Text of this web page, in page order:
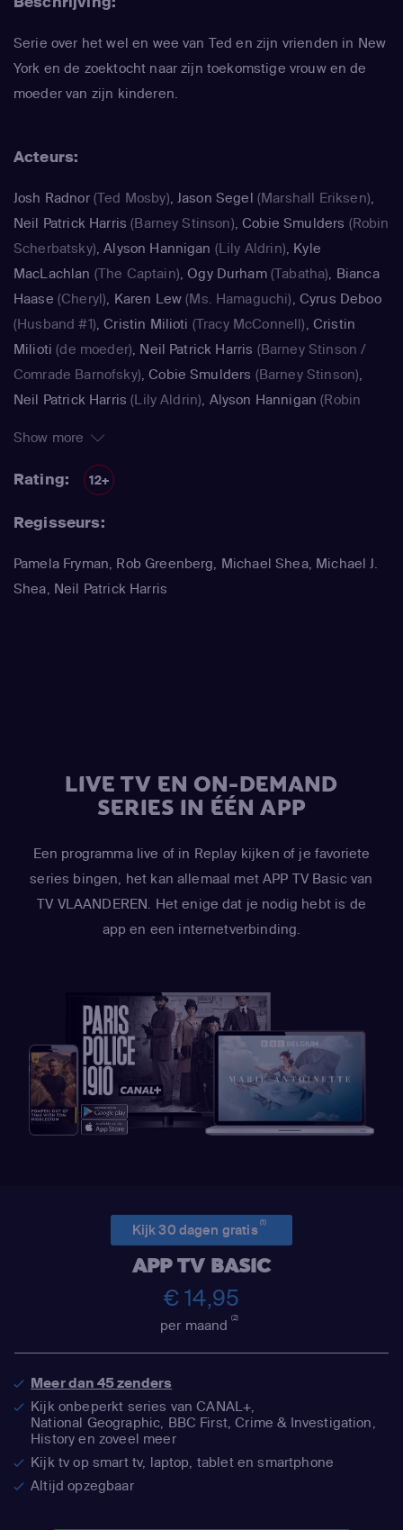
Serie over het wel en wee van Ted en zijn vrienden in New
York en de zoektocht naar zijn toekomstige vrouw en de
moeder van zijn kinderen.
Acteurs:
Josh Radnor(Ted Mosby),Jason Segel (Marshall Eriksen),
Neil Patrick Harris (Barney Stinson),Cobie Smulders (Robin
Scherbatsky),Alyson Hannigan (Lily Aldrin), Kyle
MacLachlan (The Captain),Ogy Durham(Tabatha), Bianca
Haase (Cheryl), Karen Lew (Ms. Hamaguchi), Cyrus Deboo
(Husband #1),Cristin Milioti (Tracy McConnell), Cristin
Milioti (de moeder), Neil Patrick Harris (Barney Stinson /
Comrade Barnofsky),Cobie Smulders (Barney Stinson),
Neil Patrick Harris (Lily Aldrin), Alyson Hannigan (Robin
Jasmine)
Spencer Pratt
Show more
Rating: 12+
Regisseurs:
Pamela Fryman, Rob Greenberg, Michael Shea, Michael J.
Shea, Neil Patrick Harris
LIVE TV EN ON-DEMAND
SERIES IN ÉÉN APP
Een programma live of in Replay kijken of je favoriete
series bingen, het kan allemaal met APP TV Basic van
TV VLAANDEREN. Het enige dat je nodig hebt is de
app en een internetverbinding.
Kijk 30 dagen gratis(1)
APP TV BASIC
€ 14,95
per maand(2)
Meer dan 45 zenders
Kijk onbeperkt series van CANAL+,
National Geographic, BBC First, Crime & Investigation,
History en zoveel meer
Kijk tv op smart tv, laptop, tablet en smartphone
Altijd opzegbaar